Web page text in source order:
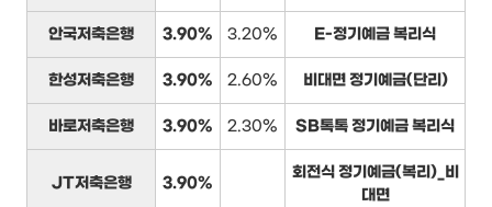
안국저축은행 3.90% 3.20% E-정기예금 복리식
한성저축은행 3.90% 2.60% 비대면 정기예금(단리)
바로저축은행 3.90% 2.30% SB톡톡 정기예금 복리식
JT저축은행 3.90%
회전식 정기예금(복리)_비
대면